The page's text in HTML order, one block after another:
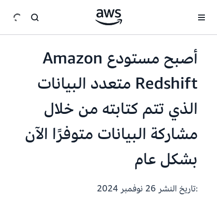
أصبح مستودع Amazon
Redshift متعدد البيانات
الذي تتم كتابته من خلال
مشاركة البيانات متوفرًا الآن
بشكل عام
:تاريخ النشر